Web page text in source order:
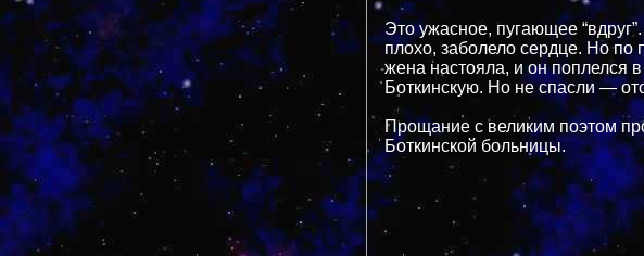
Это ужасное, пугающее
плохо, заболело сердце. Но по
жена настояла, и он поплелся
Боткинскую. Но не спасли —
Прощание с великим поэтом
Боткинской больницы.